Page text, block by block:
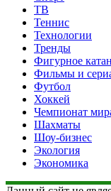
ТВ
Теннис
Технологии
Тренды
Фигурное
Фильмы и
Футбол
Хоккей
Чемпионат
Шахматы
Шоу-бизнес
Экология
Экономика